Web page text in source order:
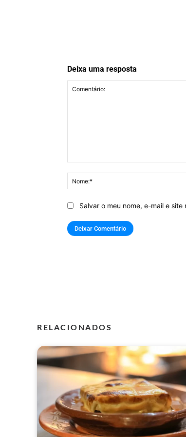
Deixa uma resposta
Salvar o meu nome, e-mail e
RELACIONADOS